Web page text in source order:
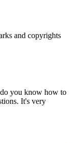
and copyrights
you know how to
It's very